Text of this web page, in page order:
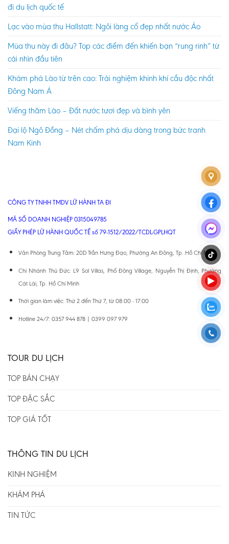
đi du lịch quốc tế
Lạc vào mùa thu Hallstatt: Ngôi làng cổ đẹp nhất nước Áo
Mùa thu này đi đâu? Top các điểm đến khiến bạn “rung rinh” từ
cái nhìn đầu tiên
Khám phá Lào từ trên cao: Trải nghiệm khinh khí cầu độc nhất
Đông Nam Á
Viếng thăm Lào – Đất nước tươi đẹp và bình yên
Đại lộ Ngô Đồng – Nét chấm phá dịu dàng trong bức tranh
Nam Kinh
CÔNG TY TNHH TMDV LỮ HÀNH TA ĐI
MÃ SỐ DOANH NGHIỆP 0315049785
GIẤY PHÉP LỮ HÀNH QUỐC TẾ số 79-1512/2022/TCDL-GPLHQT
Văn Phòng Trung Tâm: 20D Trần Hưng Đạo, Phường An Đông, Tp. Hồ Chí Minh
Chi Nhánh Thủ Đức: L9 Sol Villas, Phố Đông Village, Nguyễn Thị Định, Phường
Cát Lái, Tp. Hồ Chí Minh
Thời gian làm việc: Thứ 2 đến Thứ 7, từ 08:00 - 17:00
Hotline 24/7: 0357 944 878 | 0399 097 979
TOUR DU LỊCH
TOP BÁN CHẠY
TOP ĐẶC SẮC
TOP GIÁ TỐT
THÔNG TIN DU LỊCH
KINH NGHIỆM
KHÁM PHÁ
TIN TỨC